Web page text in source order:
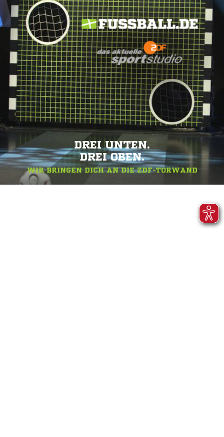
DREI UNTEN.
DREI OBEN.
WIR BRINGEN DICH AN DIE ZDF-TORWAND